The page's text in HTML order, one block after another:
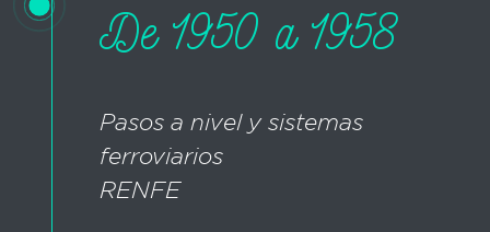
De 1950 a 1958
Pasos a nivel y sistemas
ferroviarios
RENFE